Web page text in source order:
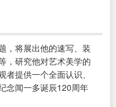
，将展出他的速写、装
，研究他对艺术美学的
提供一个全面认识、
念闻一多诞辰120周年